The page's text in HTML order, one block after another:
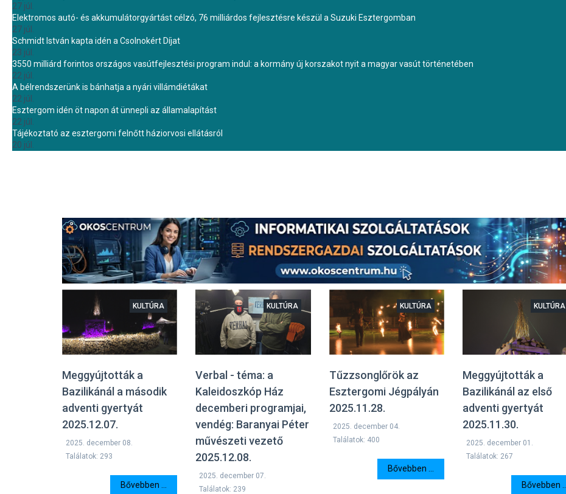
27 júl.
Elektromos autó- és akkumulátorgyártást célzó, 76 milliárdos fejlesztésre készül a Suzuki Esztergomban
27 júl.
Schmidt István kapta idén a Csolnokért Díjat
23 júl.
3550 milliárd forintos országos vasútfejlesztési program indul: a kormány új korszakot nyit a magyar vasút történetében
22 júl.
A bélrendszerünk is bánhatja a nyári villámdiétákat
22 júl.
Esztergom idén öt napon át ünnepli az államalapítást
22 júl.
Tájékoztató az esztergomi felnőtt háziorvosi ellátásról
20 júl.
Meggyújtották a
Bazilikánál a második
adventi gyertyát
2025.12.07.
KULTÚRA
2025. december 08.
Találatok: 293
Bővebben ...
Verbal - téma: a
Kaleidoszkóp Ház
decemberi programjai,
vendég: Baranyai Péter
művészeti vezető
2025.12.08.
KULTÚRA
2025. december 07.
Találatok: 239
Tűzzsonglőrök az
Esztergomi Jégpályán
2025.11.28.
KULTÚRA
2025. december 04.
Találatok: 400
Bővebben ...
Meggyújtották a
Bazilikánál az első
adventi gyertyát
2025.11.30.
KULTÚRA
2025. december 01.
Találatok: 267
Bővebben ...